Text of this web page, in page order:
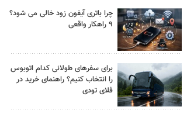
چرا باتری آیفون زود خالی می شود؟
۹ راهکار واقعی
برای سفرهای طولانی کدام اتوبوس
را انتخاب کنیم؟ راهنمای خرید در
فلای تودی